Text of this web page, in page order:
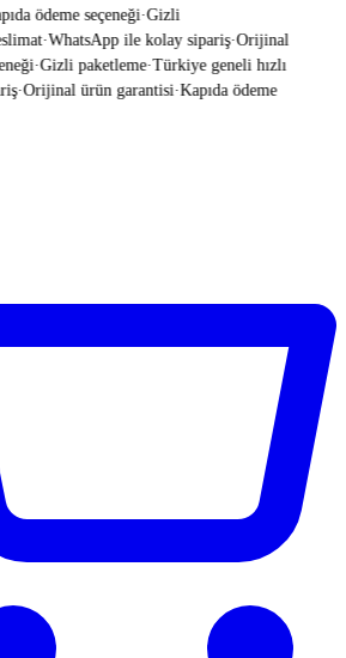
ödeme seçeneği·Gizli
·WhatsApp ile kolay sipariş·Orijinal
·Gizli paketleme·Türkiye geneli hızlı
·Orijinal ürün garantisi·Kapıda ödeme